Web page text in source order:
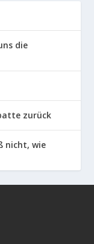
die
zurück
nicht, wie